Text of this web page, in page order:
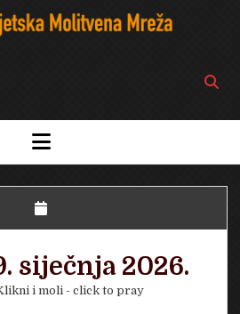
Open
bar
open
menu
siječnja 2026.
i moli - click to pray